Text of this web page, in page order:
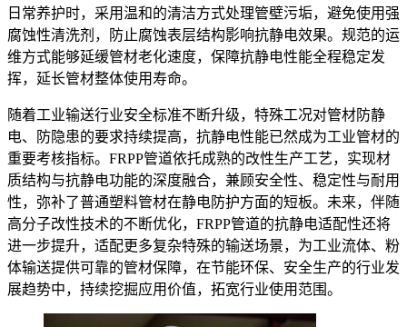
日常养护时，采用温和的清洁方式处理管壁污垢，避免使用强
腐蚀性清洗剂，防止腐蚀表层结构影响抗静电效果。规范的运
维方式能够延缓管材老化速度，保障抗静电性能全程稳定发
挥，延长管材整体使用寿命。
随着工业输送行业安全标准不断升级，特殊工况对管材防静
电、防隐患的要求持续提高，抗静电性能已然成为工业管材的
重要考核指标。FRPP管道依托成熟的改性生产工艺，实现材
质结构与抗静电功能的深度融合，兼顾安全性、稳定性与耐用
性，弥补了普通塑料管材在静电防护方面的短板。未来，伴随
高分子改性技术的不断优化，FRPP管道的抗静电适配性还将
进一步提升，适配更多复杂特殊的输送场景，为工业流体、粉
体输送提供可靠的管材保障，在节能环保、安全生产的行业发
展趋势中，持续挖掘应用价值，拓宽行业使用范围。